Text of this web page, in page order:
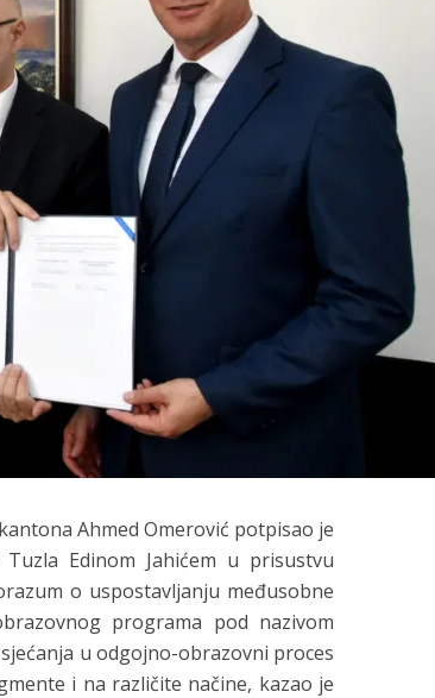
Ahmed Omerović potpisao je
Edinom Jahićem u prisustvu
o uspostavljanju međusobne
programa pod nazivom
u odgojno-obrazovni proces
i na različite načine, kazao je